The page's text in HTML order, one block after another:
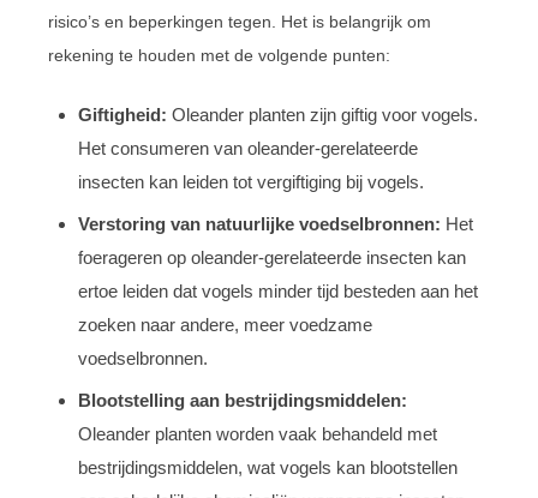
risico’s en beperkingen tegen. Het is belangrijk om
rekening te houden met de volgende punten:
Giftigheid: Oleander planten zijn giftig voor vogels.
Het consumeren van oleander-gerelateerde
insecten kan leiden tot vergiftiging bij vogels.
Verstoring van natuurlijke voedselbronnen: Het
foerageren op oleander-gerelateerde insecten kan
ertoe leiden dat vogels minder tijd besteden aan het
zoeken naar andere, meer voedzame
voedselbronnen.
Blootstelling aan bestrijdingsmiddelen:
Oleander planten worden vaak behandeld met
bestrijdingsmiddelen, wat vogels kan blootstellen